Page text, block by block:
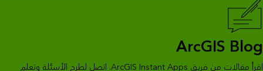
ArcGIS Blog
اقرأ مقالات من فريق ArcGIS Instant Apps. اتصل لطرح الأسئلة وتعلم